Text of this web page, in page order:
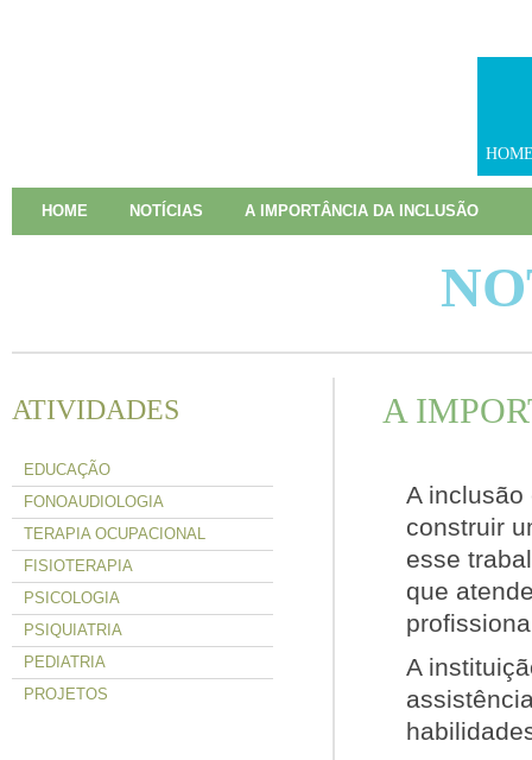
HOME NOTÍCIAS A IMPORTÂNCIA DA INCLUSÃO
ATIVIDADES
EDUCAÇÃO
FONOAUDIOLOGIA
TERAPIA OCUPACIONAL
FISIOTERAPIA
PSICOLOGIA
PSIQUIATRIA
PEDIATRIA
PROJETOS
A
A inclusão
construir
esse
que
A